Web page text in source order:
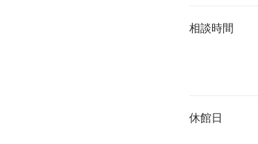
相談時間
休館日